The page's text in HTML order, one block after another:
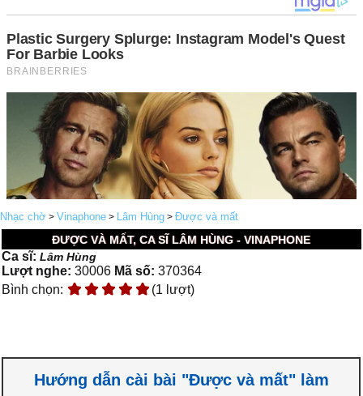
Nhạc chờ > Vinaphone > Lâm Hùng > Được và mất
ĐƯỢC VÀ MẤT, CA SĨ LÂM HÙNG - VINAPHONE
Ca sĩ:Lâm Hùng
Lượt nghe: 30006 Mã số: 370364
Bình chọn:
(1 lượt)
Hướng dẫn cài bài "Được và mất" làm